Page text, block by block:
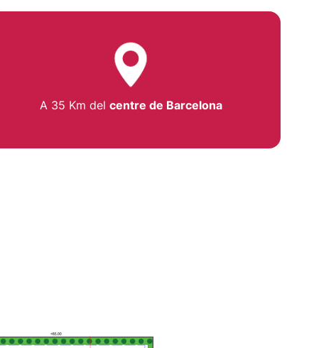
A 35 Km del centre de Barcelona